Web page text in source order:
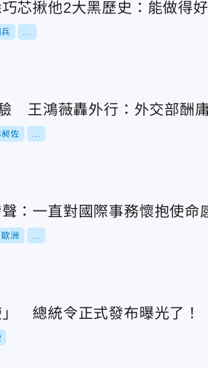
芯揪他2大黑歷史：能做得
王鴻薇轟外行：外交部酬
佐
：一直對國際事務懷抱使命
歐洲
」 總統令正式發布曝光了！